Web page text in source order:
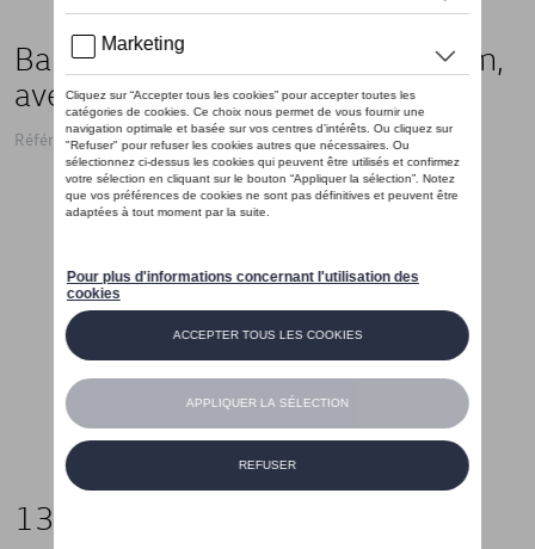
Bande de porte, Avant, aluminium,
avec inscription
Référence: 1T3071303
135,00 €